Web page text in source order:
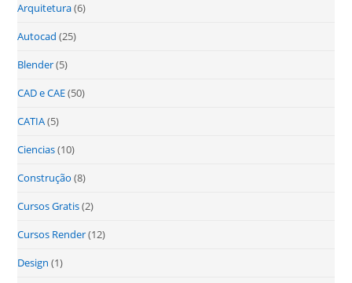
Arquitetura(6)
Autocad (25)
Blender(5)
CAD e CAE(50)
CATIA(5)
Ciencias(10)
Construção (8)
Cursos Gratis(2)
Cursos Render(12)
Design (1)